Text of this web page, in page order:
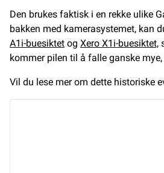
Den brukes faktisk i en rekke ulike
bakken med kamerasystemet, kan
A1i-buesiktet og Xero X1i-buesiktet,
kommer pilen til å falle ganske
Vil du lese mer om dette historiske